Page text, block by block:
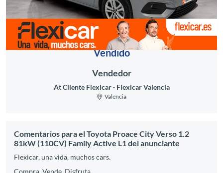
Vendido
Vendedor
At Cliente Flexicar Flexicar Valencia
Valencia
Comentarios para el Toyota Proace City Verso 1.2
81kW (110CV) Family Active L1 del anunciante
Flexicar, una vida, muchos cars.
Compra. Vende. Disfruta.